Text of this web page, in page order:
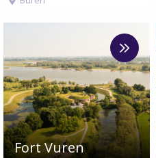
Fort Vuren
Fort
Vuren